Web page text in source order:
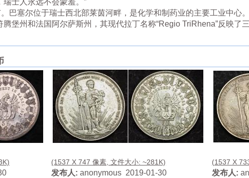
士人永远不会蒙羞。”
巴塞尔位于瑞士西北部莱茵河畔，是化学和制药业的主要工业中心
堡州和法国阿尔萨斯州，其现代拉丁名称“Regio TriRhena”反映了
(1537 X 747 像素, 文件大小: ~281K)
发布人: anonymous 2019-01-30
(1537 X
发布人: